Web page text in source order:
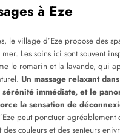
à Eze
le village d’Eze propose des
Les soins ici sont souvent
le romarin et la lavande, qui
Un massage relaxant
immédiate, et le
la sensation de
peut ponctuer agréablement
couleurs et des senteurs